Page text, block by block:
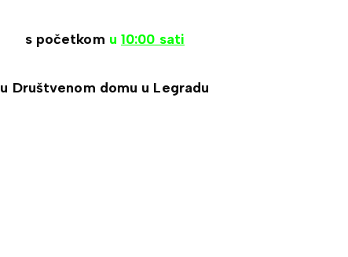
s početkom u 10:00 sati
u Društvenom domu u Legradu